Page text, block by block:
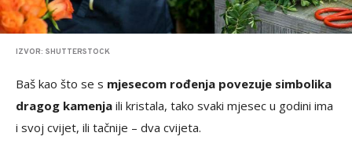
IZVOR: SHUTTERSTOCK
Baš kao što se s mjesecom rođenja povezuje simbolika
dragog kamenja ili kristala, tako svaki mjesec u godini ima
i svoj cvijet, ili tačnije – dva cvijeta.